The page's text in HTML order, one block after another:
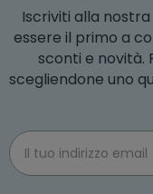
Iscriviti alla
essere il primo a
sconti e novità.
scegliendone uno
Email